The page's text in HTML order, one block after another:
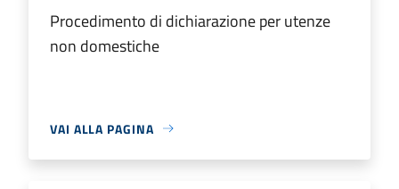
Procedimento di dichiarazione per utenze
non domestiche
VAI ALLA PAGINA